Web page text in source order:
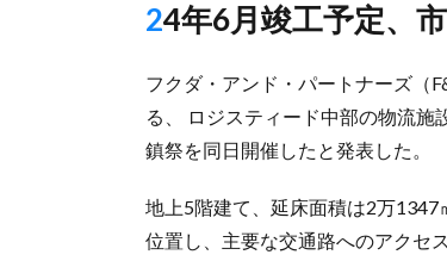
24年6月竣工予定、
フクダ・アンド・パートナーズ（
る、 ロジスティード中部の物流
鎮祭を同日開催したと発表した。
地上5階建て、延床面積は2万
位置し、主要な交通路へのアクセ